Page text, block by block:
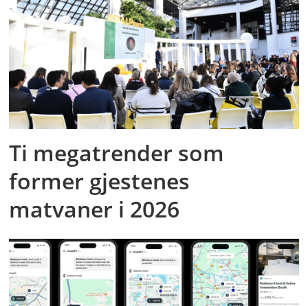
Ti megatrender som
former gjestenes
matvaner i 2026